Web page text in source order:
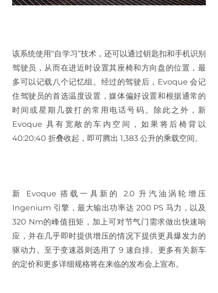
该系统使用“自学习”技术，还可以通过钥匙扣和手机识别
驾驶员，从而在进近时设置其座椅和方向盘的位置，最
多可以记载八个记忆组。经过的驾驶后，Evoque 会记
住驾驶员的首选温度设置，媒体偏好设置和根据通常的
时间或星期几拨打的常用电话号码。除此之外，新
Evoque 具有宽敞的车内空间，如果将后椅背以
40:20:40 折叠收起，即可腾出 1,383 公升的乘载空间。
新 Evoque 搭载一具新的 2.0 升汽油涡轮增压
Ingenium 引擎，最大输出功率达 200 PS 马力，以及
320 Nm的峰值扭矩，加上可对节气门需求做出快速响
应，并在几乎即时提供增压的情况下提供更具爆发力的
驱动力。至于变速器则选用了 9 速自排。更多有关新车
的定价和更多详细规格将在来临的发布会上宣布。